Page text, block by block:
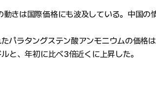
きは国際価格にも波及している。中国の
パラタングステン酸アンモニウムの価格
と、年初に比べ3倍近くに上昇した。